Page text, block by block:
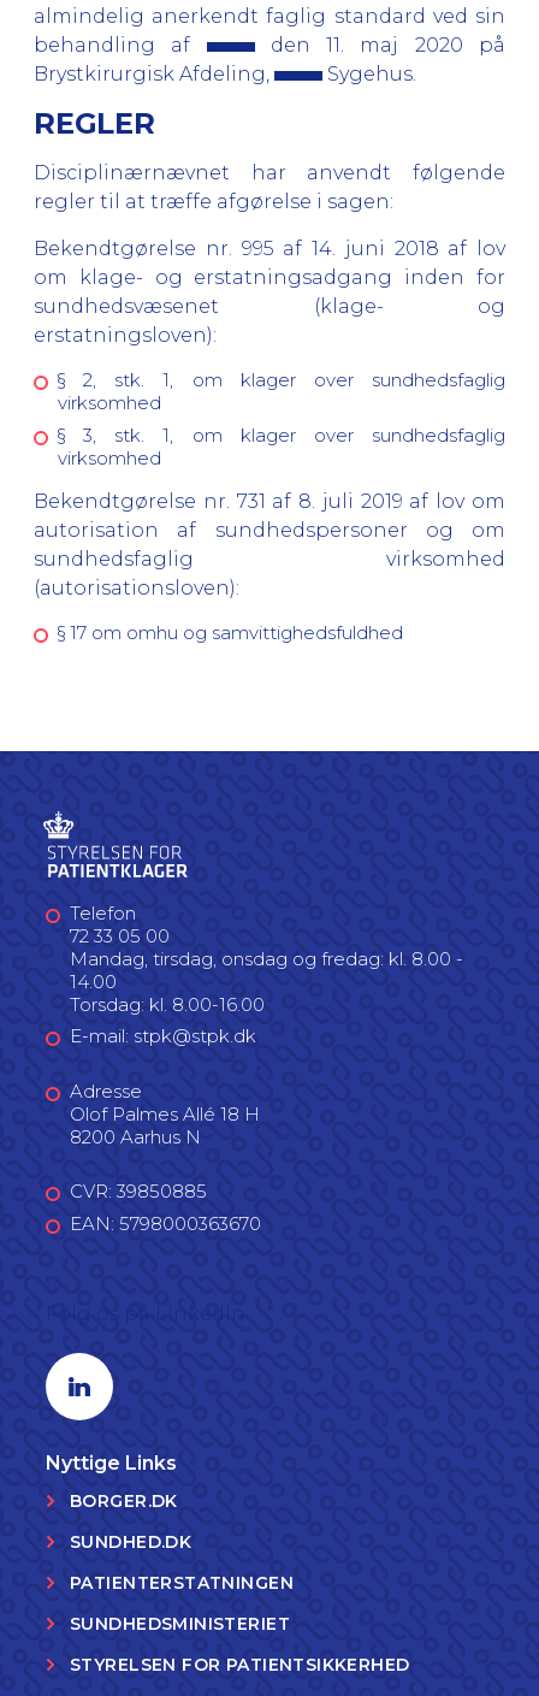
almindelig anerkendt faglig standard ved sin
behandling af
den 11. maj 2020 på
Brystkirurgisk Afdeling,
Sygehus.
REGLER
Disciplinærnævnet har anvendt følgende
regler til at træffe afgørelse i sagen:
Bekendtgørelse nr. 995 af 14. juni 2018 af lov
om klage- og erstatningsadgang inden for
sundhedsvæsenet (klage- og
erstatningsloven):
§ 2, stk. 1, om klager over sundhedsfaglig
virksomhed
§ 3, stk. 1, om klager over sundhedsfaglig
virksomhed
Bekendtgørelse nr. 731 af 8. juli 2019 af lov om
autorisation af sundhedspersoner og om
sundhedsfaglig virksomhed
(autorisationsloven):
§ 17 om omhu og samvittighedsfuldhed
Telefon
72 33 05 00
Mandag, tirsdag, onsdag og fredag: kl. 8.00 -
14.00
Torsdag: kl. 8.00-16.00
E-mail: stpk@stpk.dk
Adresse
Olof Palmes Allé 18 H
8200 Aarhus N
CVR: 39850885
EAN: 5798000363670
Linkedin profil
Nyttige Links
BORGER.DK
SUNDHED.DK
PATIENTERSTATNINGEN
SUNDHEDSMINISTERIET
STYRELSEN FOR PATIENTSIKKERHED